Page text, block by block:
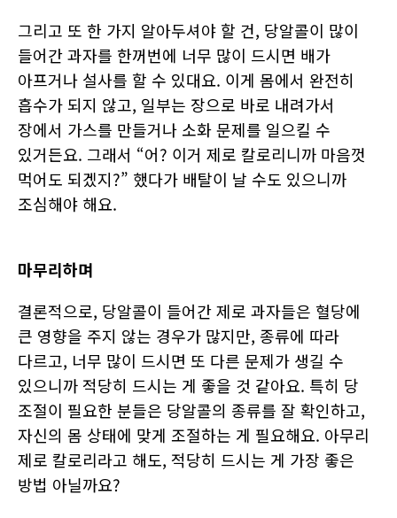
그리고 또 한 가지 알아두셔야 할 건, 당알콜이 많이
들어간 과자를 한꺼번에 너무 많이 드시면 배가
아프거나 설사를 할 수 있대요. 이게 몸에서 완전히
흡수가 되지 않고, 일부는 장으로 바로 내려가서
장에서 가스를 만들거나 소화 문제를 일으킬 수
있거든요. 그래서 “어? 이거 제로 칼로리니까 마음껏
먹어도 되겠지?” 했다가 배탈이 날 수도 있으니까
조심해야 해요.
마무리하며
결론적으로, 당알콜이 들어간 제로 과자들은 혈당에
큰 영향을 주지 않는 경우가 많지만, 종류에 따라
다르고, 너무 많이 드시면 또 다른 문제가 생길 수
있으니까 적당히 드시는 게 좋을 것 같아요. 특히 당
조절이 필요한 분들은 당알콜의 종류를 잘 확인하고,
자신의 몸 상태에 맞게 조절하는 게 필요해요. 아무리
제로 칼로리라고 해도, 적당히 드시는 게 가장 좋은
방법 아닐까요?